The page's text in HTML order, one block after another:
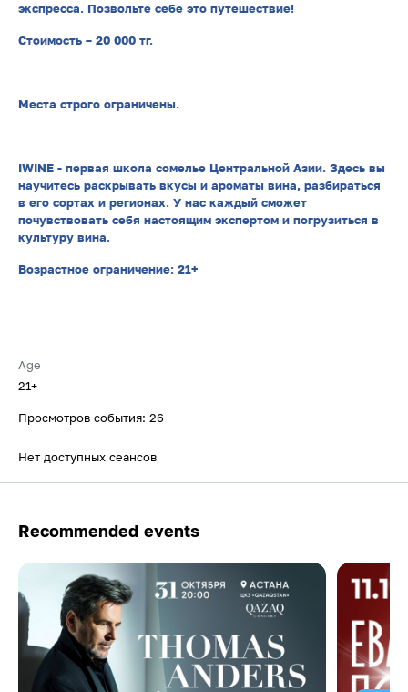
экспресса. Позвольте себе это путешествие!
Стоимость – 20 000 тг.
Места строго ограничены.
IWINE - первая школа сомелье Центральной Азии. Здесь вы
научитесь раскрывать вкусы и ароматы вина, разбираться
в его сортах и регионах. У нас каждый сможет
почувствовать себя настоящим экспертом и погрузиться в
культуру вина.
Возрастное ограничение: 21+
Age
21+
Просмотров события: 26
Нет доступных сеансов
Recommended events